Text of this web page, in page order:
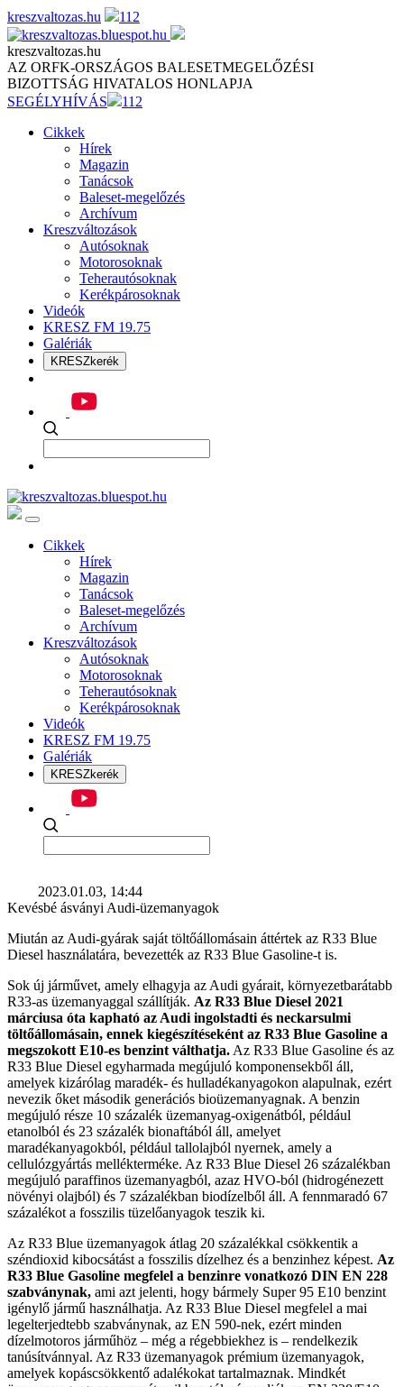
Skip
to
content
kreszvaltozas.hu 112
kreszvaltozas.hu
AZ ORFK-ORSZÁGOS BALESETMEGELŐZÉSI
BIZOTTSÁG HIVATALOS HONLAPJA
SEGÉLYHÍVÁS
112
Cikkek
Hírek
Magazin
Tanácsok
Baleset-megelőzés
Archívum
Kreszváltozások
Autósoknak
Motorosoknak
Teherautósoknak
Kerékpárosoknak
Videók
KRESZ FM 19.75
Galériák
KRESZkerék
Cikkek
Hírek
Magazin
Tanácsok
Baleset-megelőzés
Archívum
Kreszváltozások
Autósoknak
Motorosoknak
Teherautósoknak
Kerékpárosoknak
Videók
KRESZ FM 19.75
Galériák
KRESZkerék
2023.01.03, 14:44
Kevésbé ásványi Audi-üzemanyagok
Miután az Audi-gyárak saját töltőállomásain áttértek az R33 Blue
Diesel használatára, bevezették az R33 Blue Gasoline-t is.
Sok új járművet, amely elhagyja az Audi gyárait, környezetbarátabb
R33-as üzemanyaggal szállítják. Az R33 Blue Diesel 2021
márciusa óta kapható az Audi ingolstadti és neckarsulmi
töltőállomásain, ennek kiegészítéseként az R33 Blue Gasoline a
megszokott E10-es benzint válthatja. Az R33 Blue Gasoline és az
R33 Blue Diesel egyharmada megújuló komponensekből áll,
amelyek kizárólag maradék- és hulladékanyagokon alapulnak, ezért
nevezik őket második generációs bioüzemanyagnak. A benzin
megújuló része 10 százalék üzemanyag-oxigenátból, például
etanolból és 23 százalék bionaftából áll, amelyet
maradékanyagokból, például tallolajból nyernek, amely a
cellulózgyártás mellékterméke. Az R33 Blue Diesel 26 százalékban
megújuló paraffinos üzemanyagból, azaz HVO-ból (hidrogénezett
növényi olajból) és 7 százalékban biodízelből áll. A fennmaradó 67
százalékot a fosszilis tüzelőanyagok teszik ki.
Az R33 Blue üzemanyagok átlag 20 százalékkal csökkentik a
széndioxid kibocsátást a fosszilis dízelhez és a benzinhez képest. Az
R33 Blue Gasoline megfelel a benzinre vonatkozó DIN EN 228
szabványnak, ami azt jelenti, hogy bármely Super 95 E10 benzint
igénylő jármű használhatja. Az R33 Blue Diesel megfelel a mai
legelterjedtebb szabványnak, az EN 590-nek, ezért minden
dízelmotoros járműhöz – még a régebbiekhez is – rendelkezik
tanúsítvánnyal. Az R33 üzemanyagok prémium üzemanyagok,
amelyek kopáscsökkentő adalékokat tartalmaznak. Mindkét